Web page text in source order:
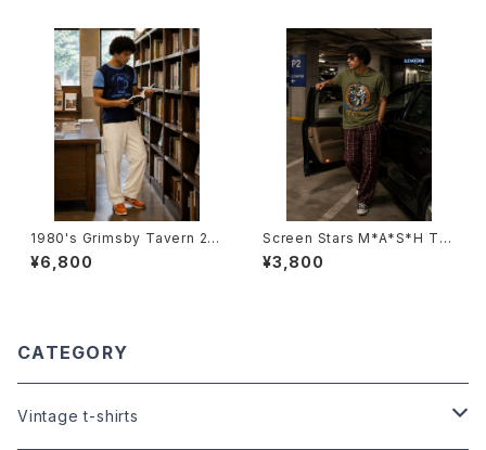
1980's Grimsby Tavern 2T
one Trim T-Shirts -1980年
代 GRIMSBY TAVERN 2トー
¥6,800
Screen Stars M*A*S*H T-S
hirts -スクリーン・スターズ マッ
シュTシャツ-
¥3,800
CATEGORY
Vintage t-shirts